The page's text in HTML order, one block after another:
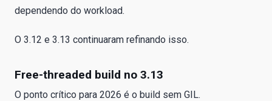
dependendo do workload.
O 3.12 e 3.13 continuaram refinando isso.
Free-threaded build no 3.13
O ponto crítico para 2026 é o build sem GIL.